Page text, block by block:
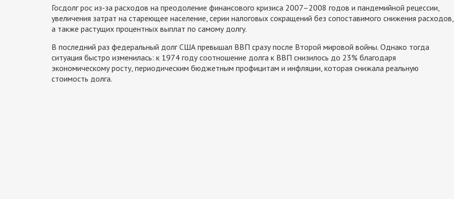
Госдолг рос из-за расходов на преодоление финансового кризиса 2007–2008 годов и пандемийной рецессии,
увеличения затрат на стареющее население, серии налоговых сокращений без сопоставимого снижения расходов,
а также растущих процентных выплат по самому долгу.
В последний раз федеральный долг США превышал ВВП сразу после Второй мировой войны. Однако тогда
ситуация быстро изменилась: к 1974 году соотношение долга к ВВП снизилось до 23% благодаря
экономическому росту, периодическим бюджетным профицитам и инфляции, которая снижала реальную
стоимость долга.